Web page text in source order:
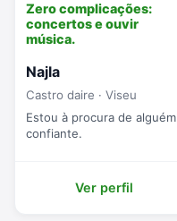
Zero complicações:
concertos e ouvir
música.
Najla
Castro daire · Viseu
Estou à procura de alguém
confiante.
Ver perfil